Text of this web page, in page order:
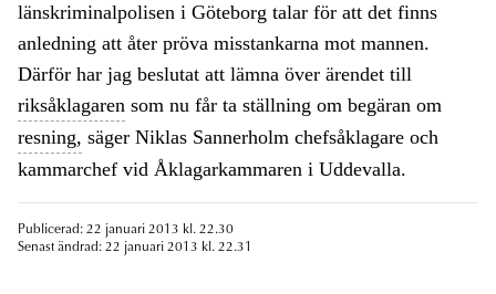
länskriminalpolisen i Göteborg talar för att det finns
anledning att åter pröva misstankarna mot mannen.
Därför har jag beslutat att lämna över ärendet till
riksåklagaren som nu får ta ställning om begäran om
resning, säger Niklas Sannerholm chefsåklagare och
kammarchef vid Åklagarkammaren i Uddevalla.
Publicerad: 22 januari 2013 kl. 22.30
Senast ändrad: 22 januari 2013 kl. 22.31